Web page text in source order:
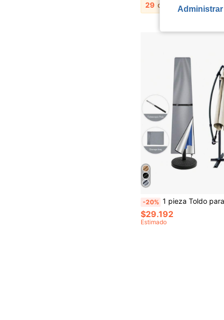
29 otros vendedores
-20% 1 pieza Toldo parasol, con poste extensible, impermeable, a prueba de polvo y viento, con protección UV, plegable, 170cm/190cm,
$29.192
Estimado